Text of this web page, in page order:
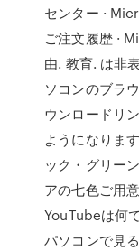
センター ·
ご注文履歴 ·
由. 教育. は非
ソコンのブラ
ウンロードリ
ようになりま
ック・グリー
アの七色ご用
YouTubeは何
パソコンで見